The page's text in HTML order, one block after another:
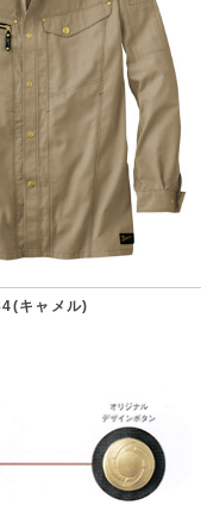
キャメル)